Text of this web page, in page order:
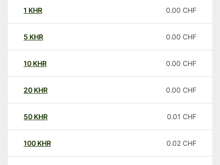
1 KHR 0.00 CHF
5 KHR 0.00 CHF
10 KHR 0.00 CHF
20 KHR 0.00 CHF
50 KHR 0.01 CHF
100 KHR 0.02 CHF